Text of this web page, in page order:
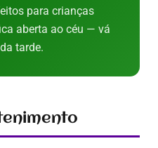
para crianças
aberta ao céu — vá
tarde.